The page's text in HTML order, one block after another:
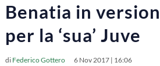
Benatia in
per la ‘sua’ Juve
di Federico Gottero 6 Nov 2017 | 16:06